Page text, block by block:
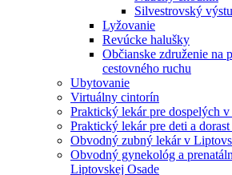
Silvestrovský
Lyžovanie
Revúcke halušky
Občianske združenie na
cestovného ruchu
Ubytovanie
Virtuálny cintorín
Praktický lekár pre dospelých
Praktický lekár pre deti a
Obvodný zubný lekár v
Obvodný gynekológ a
Liptovskej Osade